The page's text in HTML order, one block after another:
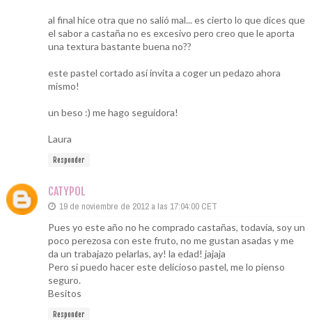
al final hice otra que no salió mal... es cierto lo que dices que
el sabor a castaña no es excesivo pero creo que le aporta
una textura bastante buena no??
este pastel cortado así invita a coger un pedazo ahora
mismo!
un beso :) me hago seguidora!
Laura
Responder
CATYPOL
19 de noviembre de 2012 a las 17:04:00 CET
Pues yo este año no he comprado castañas, todavía, soy un
poco perezosa con este fruto, no me gustan asadas y me
da un trabajazo pelarlas, ay! la edad! jajaja
Pero si puedo hacer este delicioso pastel, me lo pienso
seguro.
Besitos
Responder